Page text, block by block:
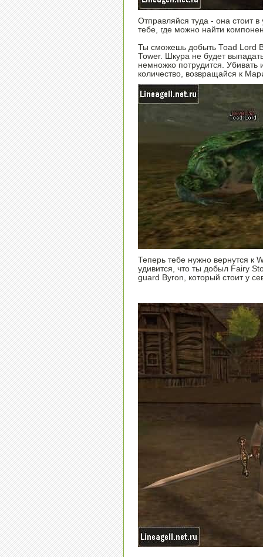
Отправляйся туда - она стоит
тебе, где можно найти
Ты сможешь добыть Toad Lord
Tower. Шкура не будет
немножко потрудится.
количество, возвращайся к
Теперь тебе нужно вернутся к
удивится, что ты добыл Fairy
guard Byron, который стоит у